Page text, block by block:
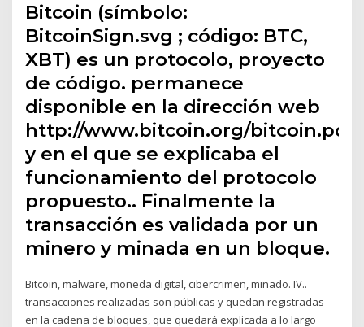
Bitcoin​ (símbolo:
BitcoinSign.svg ; código: BTC,
XBT)​ es un protocolo, proyecto
de código. permanece
disponible en la dirección web
http://www.bitcoin.org/bitcoin.pdf,
y en el que se explicaba el
funcionamiento del protocolo
propuesto.. Finalmente la
transacción es validada por un
minero y minada en un bloque.
Bitcoin, malware, moneda digital, cibercrimen, minado. IV..
transacciones realizadas son públicas y quedan registradas
en la cadena de bloques, que quedará explicada a lo largo